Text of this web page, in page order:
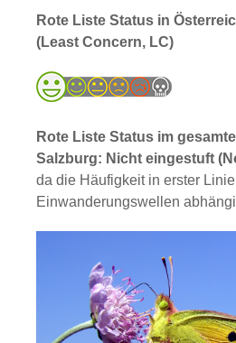
Rote Liste Status in
(Least Concern, LC)
Rote Liste Status im
Salzburg: Nicht eingestuft
da die Häufigkeit in erster
Einwanderungswellen